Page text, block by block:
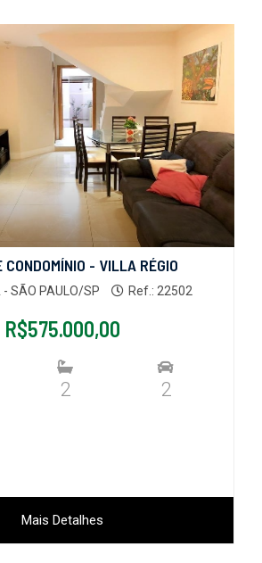
CONDOMÍNIO - VILLA RÉGIO
- SÃO PAULO/SP Ref.: 22502
R$575.000,00
2 2
Mais Detalhes